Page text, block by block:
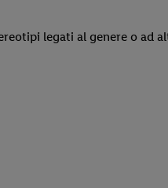
legati al genere o ad